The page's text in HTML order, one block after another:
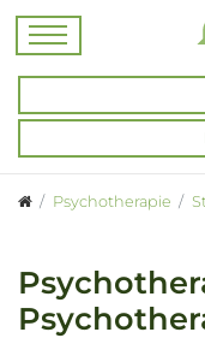
Psychotherapie